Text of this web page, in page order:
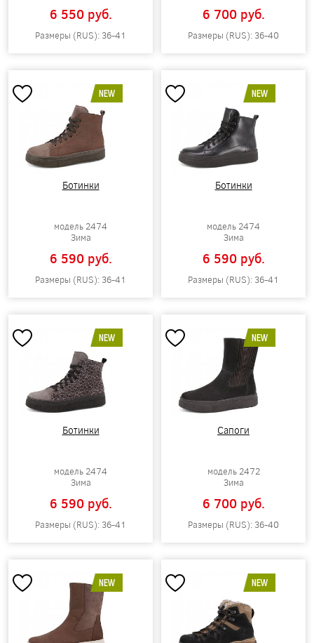
6 550 pуб.
Размеры (RUS): 36-41
6 700 pуб.
Размеры (RUS): 36-40
NEW
Ботинки
модель 2474
Зима
6 590 pуб.
Размеры (RUS): 36-41
NEW
Ботинки
модель 2474
Зима
6 590 pуб.
Размеры (RUS): 36-41
NEW
Ботинки
модель 2474
Зима
6 590 pуб.
Размеры (RUS): 36-41
NEW
Сапоги
модель 2472
Зима
6 700 pуб.
Размеры (RUS): 36-40
NEW NEW